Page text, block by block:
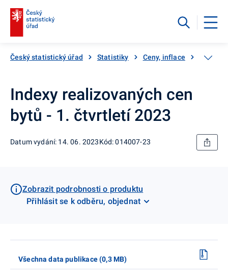
Český statistický úřad Statistiky Ceny, inflace Ceny
Indexy realizovaných cen
bytů - 1. čtvrtletí 2023
Datum vydání: 14. 06. 2023Kód: 014007-23
Zobrazit podrobnosti o produktu
Přihlásit se k odběru, objednat
Všechna data publikace (0,3 MB)